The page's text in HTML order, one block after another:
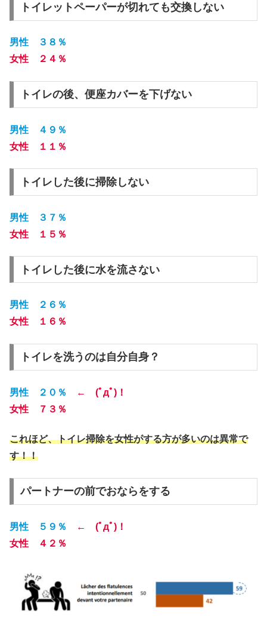
トイレットペーパーが切れても交換しない
男性 ３８％
女性 ２４％
トイレの後、便座カバーを下げない
男性 ４９％
女性 １１％
トイレした後に掃除しない
男性 ３７％
女性 １５％
トイレした後に水を流さない
男性 ２６％
女性 １６％
トイレを洗うのは自分自身？
男性 ２０％
← (ﾟдﾟ)！
女性 ７３％
これほど、トイレ掃除を女性がする方が多いのは異常で
す！！
パートナーの前でおならをする
男性 ５９％
← (ﾟдﾟ)！
女性 ４２％